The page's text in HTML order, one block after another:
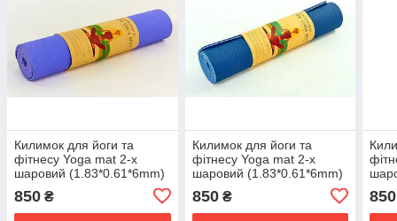
Килимок для йоги та
фітнесу Yoga mat 2-х
шаровий (1.83*0.61*6mm)
850 ₴
Килимок для йоги та
фітнесу Yoga mat 2-х
шаровий (1.83*0.61*6mm)
850₴ 850